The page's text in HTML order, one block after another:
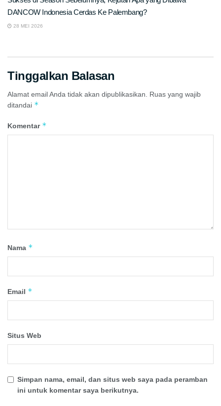
DANCOW Indonesia Cerdas Ke Palembang?
28 MEI 2026
Tinggalkan Balasan
Alamat email Anda tidak akan dipublikasikan.
Ruas yang wajib
ditandai *
Komentar *
Nama *
Email *
Situs Web
Simpan nama, email, dan situs web saya pada peramban
ini untuk komentar saya berikutnya.